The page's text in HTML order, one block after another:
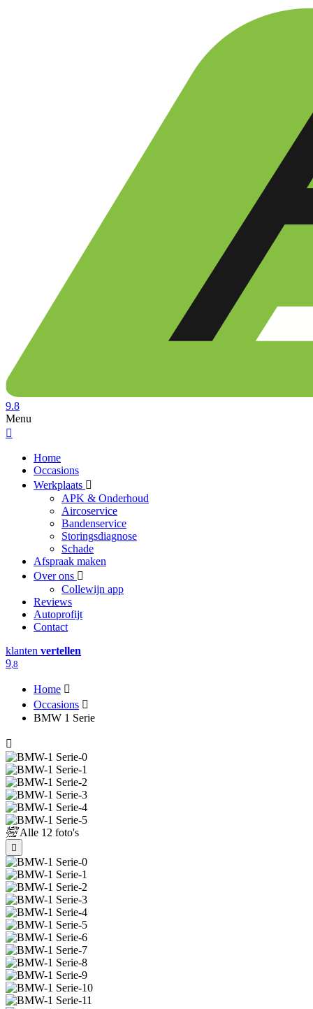
9.8
Menu
Home
Occasions
Werkplaats
APK & Onderhoud
Aircoservice
Bandenservice
Storingsdiagnose
Schade
Afspraak maken
Over ons
Collewijn app
Reviews
Autoprofijt
Contact
klanten vertellen
9,8
Home
Occasions
BMW 1 Serie
Alle 12 foto's